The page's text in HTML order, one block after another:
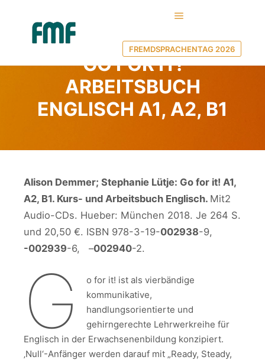
FREMDSPRACHENTAG 2026
9. April 2018
GO FOR IT!
ARBEITSBUCH
ENGLISCH A1, A2, B1
Alison Demmer; Stephanie Lütje: Go for it! A1,
A2, B1. Kurs- und Arbeitsbuch Englisch. Mit2
Audio-CDs. Hueber: München 2018. Je 264 S.
und 20,50 €. ISBN 978-3-19-002938-9,
-002939-6, –002940-2.
G
o for it! ist als vierbändige
kommunikative,
handlungsorientierte und
gehirngerechte Lehrwerkreihe für
Englisch in der Erwachsenenbildung konzipiert.
‚Null‘-Anfänger werden darauf mit „Ready, Steady,